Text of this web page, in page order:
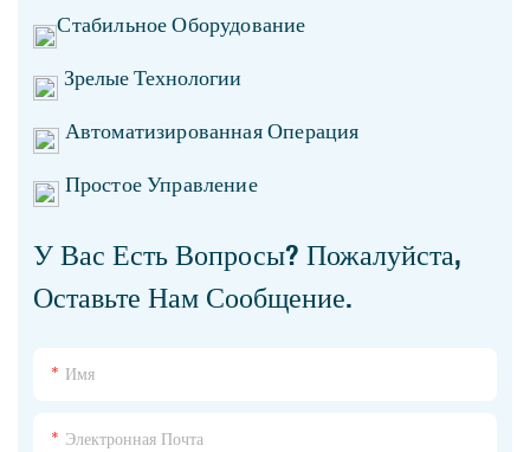
Стабильное Оборудование
Зрелые Технологии
Автоматизированная Операция
Простое Управление
У Вас Есть Вопросы? Пожалуйста,
Оставьте Нам Сообщение.
Имя
Электронная Почта